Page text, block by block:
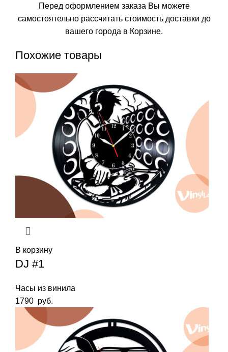
Перед оформлением заказа Вы можете
самостоятельно рассчитать стоимость доставки до
вашего города в Корзине.
Похожие товары
В корзину
DJ #1
Часы из винила
1790 руб.